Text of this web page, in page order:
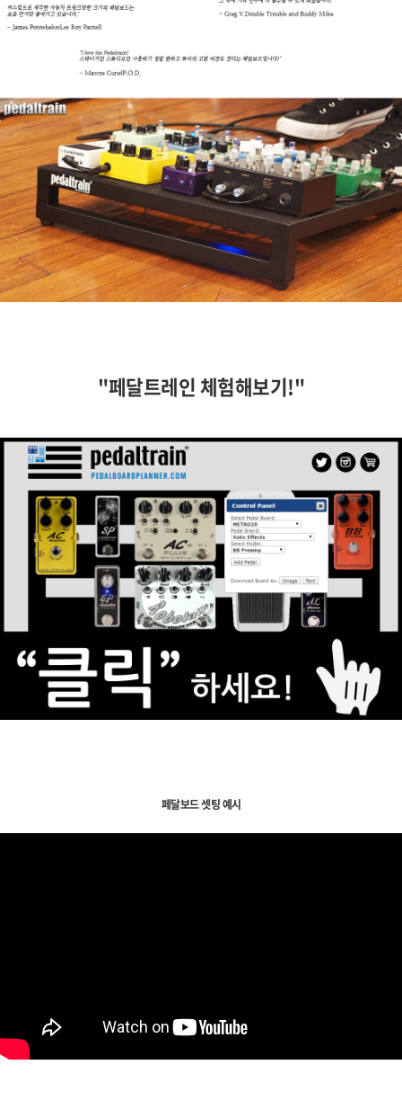
"페달트레인 체험해보기!"
페달보드 셋팅 예시